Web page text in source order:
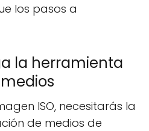
los pasos a
la herramienta
ISO, necesitarás la
de medios de